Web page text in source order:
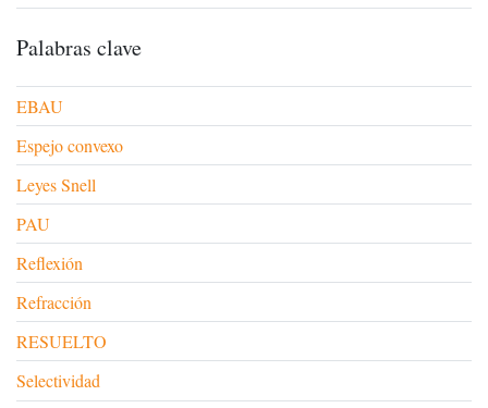
Palabras clave
EBAU
Espejo convexo
Leyes Snell
PAU
Reflexión
Refracción
RESUELTO
Selectividad